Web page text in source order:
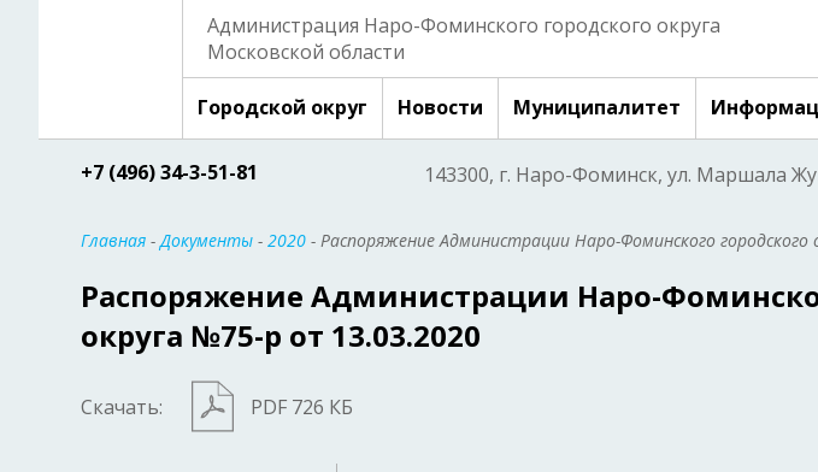
Администрация Наро-Фоминского городского округа
Московской области
Городской округ Новости Муниципалитет
+7 (496) 34-3-51-81 143300, г. Наро-Фоминск, ул. Маршала
Главная -Документы - 2020 - Распоряжение Администрации Наро-Фоминского
Распоряжение Администрации Наро-
округа №75-р от 13.03.2020
Скачать: PDF 726 КБ